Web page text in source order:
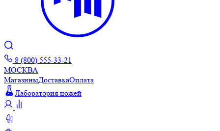
8 (800) 555-33-21
МОСКВА
МагазиныДоставкаОплата
Лаборатория ножей